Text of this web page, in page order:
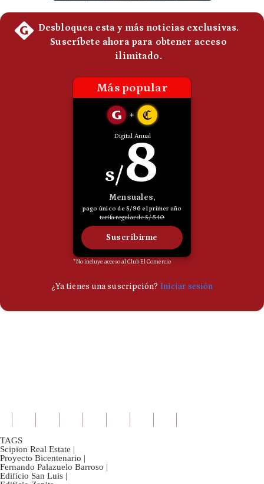
TAGS
Scipion Real Estate |
Proyecto Bicentenario |
Fernando Palazuelo Barroso |
Edificio San Luis |